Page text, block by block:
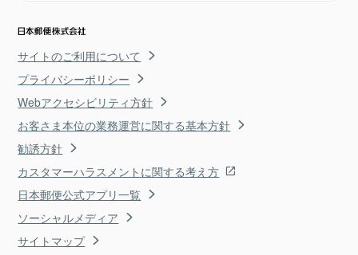
サイトのご利用について
プライバシーポリシー
Webアクセシビリティ方針
お客さま本位の業務運営に関する基本方針
勧誘方針
カスタマーハラスメントに関する考え方
日本郵便公式アプリ一覧
ソーシャルメディア
サイトマップ